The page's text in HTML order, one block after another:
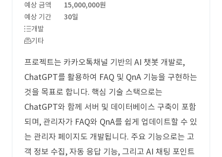
예상 금액
15,000,000원
예상 기간
30일
개발
기타
프로젝트는 카카오톡채널 기반의 AI 챗봇 개발로,
ChatGPT를 활용하여 FAQ 및 QnA 기능을 구현하는
것을 목표로 합니다. 핵심 기술 스택으로는
ChatGPT와 함께 서버 및 데이터베이스 구축이 포함
되며, 관리자가 FAQ와 QnA를 쉽게 업데이트할 수 있
는 관리자 페이지도 개발됩니다. 주요 기능으로는 고
객 정보 수집, 자동 응답 기능, 그리고 AI 채팅 포인트